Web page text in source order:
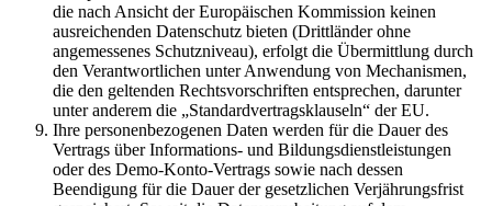
die nach Ansicht der Europäischen Kommission keinen
ausreichenden Datenschutz bieten (Drittländer ohne
angemessenes Schutzniveau), erfolgt die Übermittlung durch
den Verantwortlichen unter Anwendung von Mechanismen,
die den geltenden Rechtsvorschriften entsprechen, darunter
unter anderem die „Standardvertragsklauseln“ der EU.
Ihre personenbezogenen Daten werden für die Dauer des
Vertrags über Informations- und Bildungsdienstleistungen
oder des Demo-Konto-Vertrags sowie nach dessen
Beendigung für die Dauer der gesetzlichen Verjährungsfrist